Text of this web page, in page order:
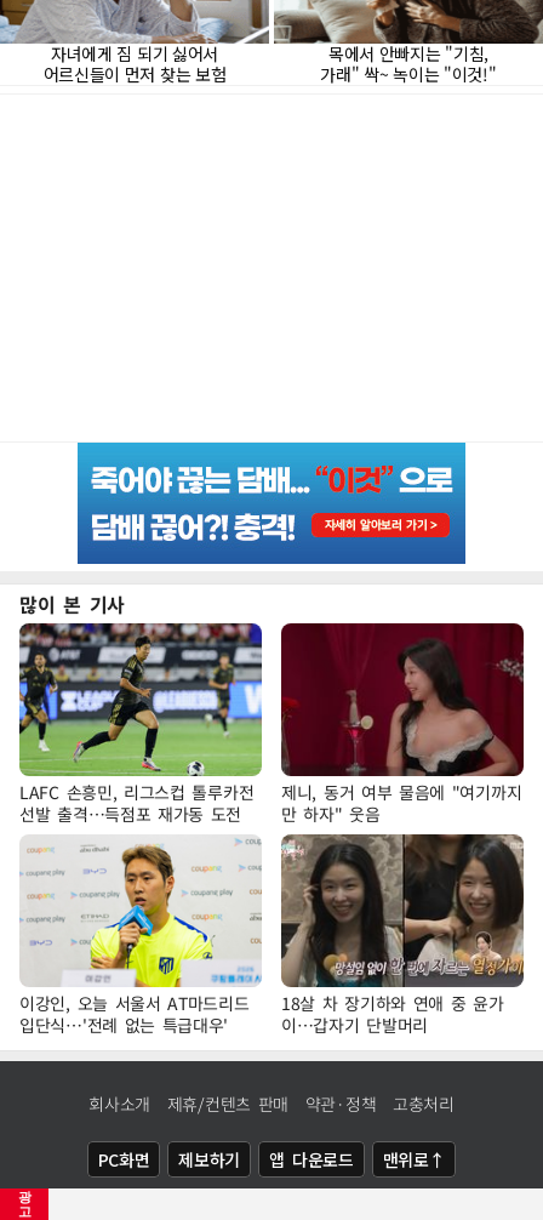
광
고
많이 본 기사
LAFC 손흥민, 리그스컵 톨루카전
선발 출격…득점포 재가동 도전
제니, 동거 여부 물음에 "여기까지
만 하자" 웃음
이강인, 오늘 서울서 AT마드리드
입단식…'전례 없는 특급대우'
18살 차 장기하와 연애 중 윤가
이…갑자기 단발머리
회사소개 제휴/컨텐츠 판매 약관·정책 고충처리
PC화면 제보하기 앱 다운로드 맨위로↑